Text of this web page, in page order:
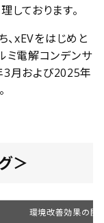
ております。
、xEVをはじめと
ミ電解コンデンサ
3月および2025年
＞
環境改善効果の開